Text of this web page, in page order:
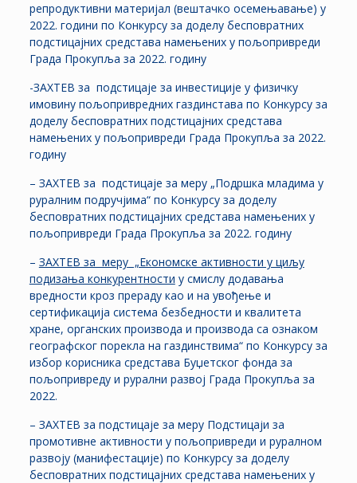
репродуктивни материјал (вештачко осемењавање) у
2022. години по Конкурсу за доделу бесповратних
подстицајних средстава намењених у пољопривреди
Града Прокупља за 2022. годину
-ЗАХТЕВ за подстицаје за инвестиције у физичку
имовину пољопривредних газдинстава по Конкурсу за
доделу бесповратних подстицајних средстава
намењених у пољопривреди Града Прокупља за 2022.
годину
– ЗАХТЕВ за подстицаје за меру „Подршка младима у
руралним подручјима“ по Конкурсу за доделу
бесповратних подстицајних средстава намењених у
пољопривреди Града Прокупља за 2022. годину
– ЗАХТЕВ за меру„Економске активности у циљу
подизања конкурентности у смислу додавања
вредности кроз прераду као и на увођење и
сертификација система безбедности и квалитета
хране, органских производа и производа са ознаком
географског порекла на газдинствима“ по Конкурсу за
избор корисника средстава Буџетског фонда за
пољопривреду и рурални развој Града Прокупља за
2022.
– ЗАХТЕВ за подстицаје за меру Подстицаји за
промотивне активности у пољопривреди и руралном
развоју (манифестације) по Конкурсу за доделу
бесповратних подстицајних средстава намењених у